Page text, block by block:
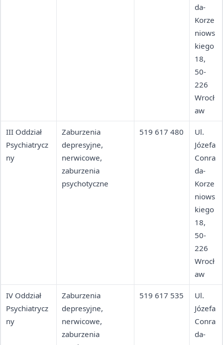
da-
Korze
niows
kiego
18,
50-
226
Wrocł
aw
III Oddział
Psychiatrycz
ny
Zaburzenia
depresyjne,
nerwicowe,
zaburzenia
psychotyczne
519 617 480
Ul.
Józefa
Conra
da-
Korze
niows
kiego
18,
50-
226
Wrocł
aw
IV Oddział
Psychiatrycz
ny
Zaburzenia
depresyjne,
nerwicowe,
zaburzenia
519 617 535
Ul.
Józefa
Conra
da-